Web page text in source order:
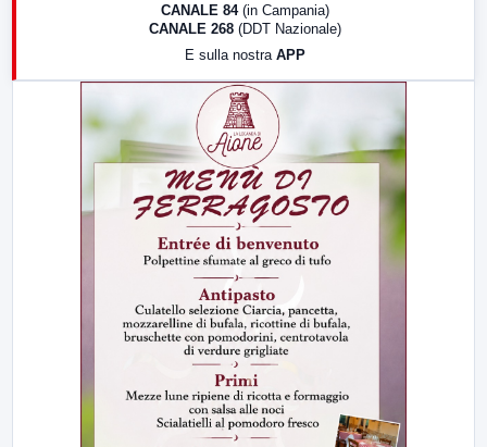
CANALE 84 (in Campania)
CANALE 268 (DDT Nazionale)
E sulla nostra APP